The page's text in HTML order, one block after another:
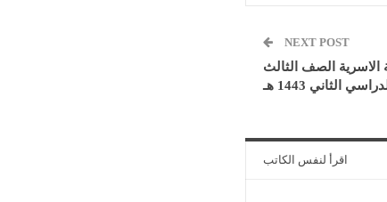
NEXT POST
الاسرية الصف الثالث
الثاني 1443 هـ
اقرأ لنفس الكاتب